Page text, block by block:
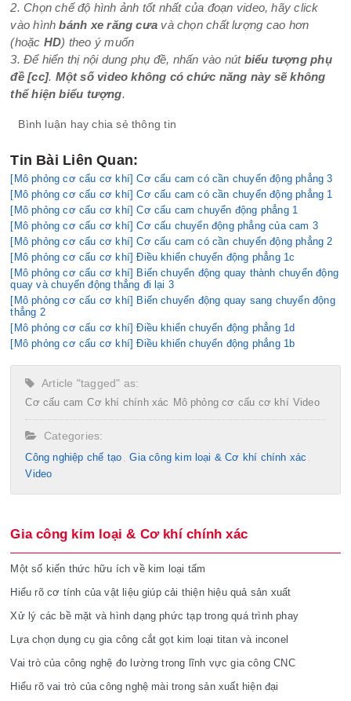
2. Chọn chế độ hình ảnh tốt nhất của đoạn video, hãy click
vào hình bánh xe răng cưa và chọn chất lượng cao hơn
(hoặc HD) theo ý muốn
3. Để hiển thị nội dung phụ đề, nhấn vào nút biểu tượng phụ
đề [cc]. Một số video không có chức năng này sẽ không
thể hiện biểu tượng.
Bình luận hay chia sẻ thông tin
Tin Bài Liên Quan:
[Mô phỏng cơ cấu cơ khí] Cơ cấu cam có cần chuyển động phẳng 3
[Mô phỏng cơ cấu cơ khí] Cơ cấu cam có cần chuyển động phẳng 1
[Mô phỏng cơ cấu cơ khí] Cơ cấu cam chuyển động phẳng 1
[Mô phỏng cơ cấu cơ khí] Cơ cấu chuyển động phẳng của cam 3
[Mô phỏng cơ cấu cơ khí] Cơ cấu cam có cần chuyển động phẳng 2
[Mô phỏng cơ cấu cơ khí] Điều khiển chuyển động phẳng 1c
[Mô phỏng cơ cấu cơ khí] Biến chuyển động quay thành chuyển động
quay và chuyển động thẳng đi lại 3
[Mô phỏng cơ cấu cơ khí] Biến chuyển động quay sang chuyển động
thẳng 2
[Mô phỏng cơ cấu cơ khí] Điều khiển chuyển động phẳng 1d
[Mô phỏng cơ cấu cơ khí] Điều khiển chuyển động phẳng 1b
Article "tagged" as:
Cơ cấu cam Cơ khí chính xác Mô phỏng cơ cấu cơ khí Video
Categories:
Công nghiệp chế tạo​
Gia công kim loại & Cơ khí chính xác
Video
Gia công kim loại & Cơ khí chính xác
Một số kiến thức hữu ích về kim loại tấm
Hiểu rõ cơ tính của vật liệu giúp cải thiện hiệu quả sản xuất
Xử lý các bề mặt và hình dạng phức tạp trong quá trình phay
Lựa chọn dụng cụ gia công cắt gọt kim loại titan và inconel
Vai trò của công nghệ đo lường trong lĩnh vực gia công CNC
Hiểu rõ vai trò của công nghệ mài trong sản xuất hiện đại